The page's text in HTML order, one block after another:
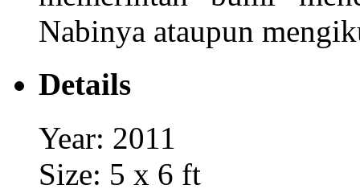
Nabinya ataupun
Details
Year: 2011
Size: 5 x 6 ft